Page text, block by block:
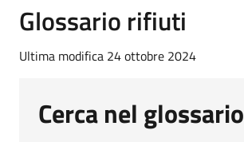
Glossario rifiuti
Ultima modifica 24 ottobre 2024
Cerca nel glossario